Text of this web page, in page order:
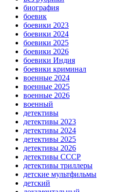
биография
боевик
боевики 2023
боевики 2024
боевики 2025
боевики 2026
боевики Индия
боевики криминал
военные 2024
военные 2025
военные 2026
военный
детективы
детективы 2023
детективы 2024
детективы 2025
детективы 2026
детективы СССР
детективы триллеры
детские мультфильмы
детский